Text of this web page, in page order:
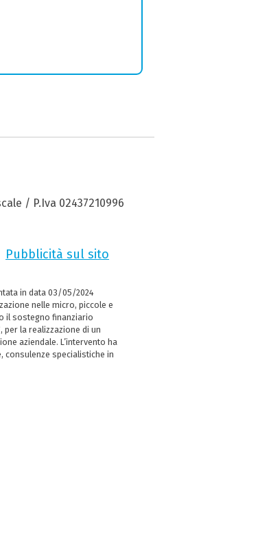
/ P.Iva 02437210996
Pubblicità sul sito
in data 03/05/2024
nelle micro, piccole e
il sostegno finanziario
per la realizzazione di un
aziendale. L’intervento ha
consulenze specialistiche in